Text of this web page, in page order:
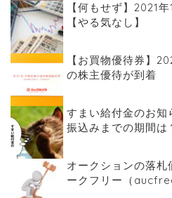
【何もせず】2021
【やる気なし】
【お買物優待券】
の株主優待が到着
すまい給付金のお知
振込みまでの期間は
オークションの落
ークフリー（